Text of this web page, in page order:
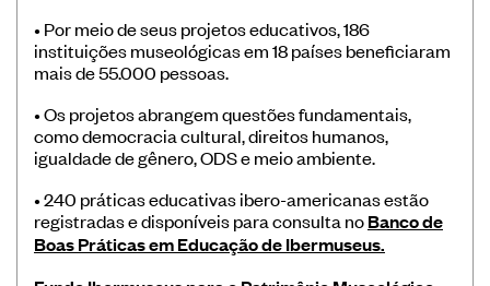
• Por meio de seus projetos educativos, 186
instituições museológicas em 18 países beneficiaram
mais de 55.000 pessoas.
• Os projetos abrangem questões fundamentais,
como democracia cultural, direitos humanos,
igualdade de gênero, ODS e meio ambiente.
• 240 práticas educativas ibero-americanas estão
registradas e disponíveis para consulta noBanco de
Boas Práticas em Educação de Ibermuseus.